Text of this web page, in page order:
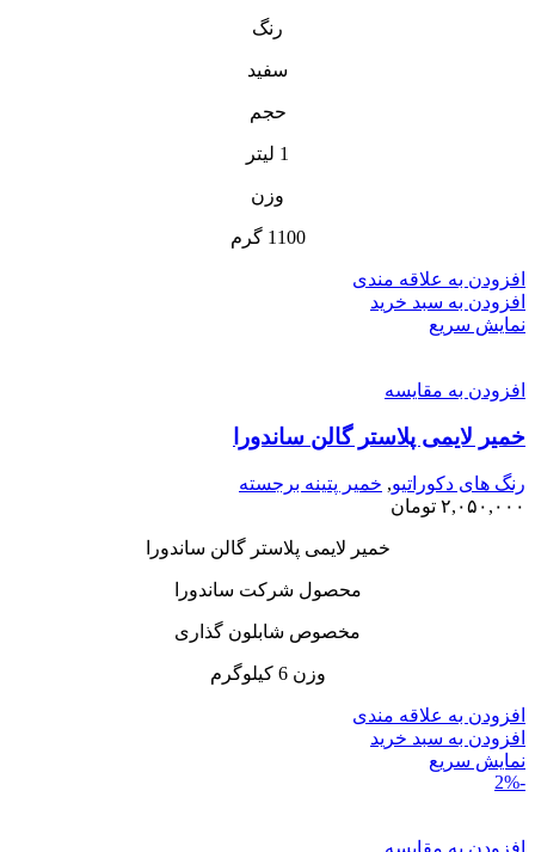
رنگ
سفید
حجم
1 لیتر
وزن
1100 گرم
افزودن به علاقه مندی
افزودن به سبد خرید
نمایش سریع
افزودن به مقایسه
خمیر لایمی پلاستر گالن ساندورا
رنگ های دکوراتیو, خمیر پتینه برجسته
۲,۰۵۰,۰۰۰ تومان
خمیر لایمی پلاستر گالن ساندورا
محصول شرکت ساندورا
مخصوص شابلون گذاری
وزن 6 کیلوگرم
افزودن به علاقه مندی
افزودن به سبد خرید
نمایش سریع
-2%